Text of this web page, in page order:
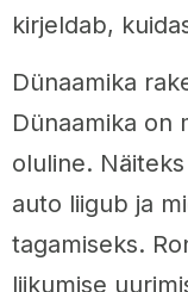
kirjeldab,
Dünaamika
Dünaamika on
oluline.
auto liigub ja
tagamiseks.
liikumise